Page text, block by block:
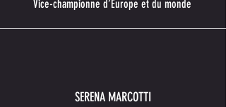
Vice-championne d’Europe et du monde
SERENA MARCOTTI